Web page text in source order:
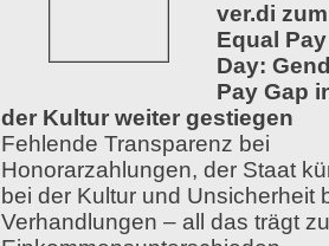
ver.di zum
Equal Pay
Day:
Pay Gap
der Kultur weiter gestiegen
Fehlende Transparenz bei
Honorarzahlungen, der Staat
bei der Kultur und Unsicherheit
Verhandlungen – all das trägt zu